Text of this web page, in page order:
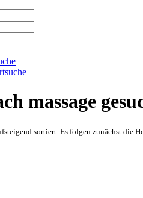
massage
sortiert. Es folgen zunächst die